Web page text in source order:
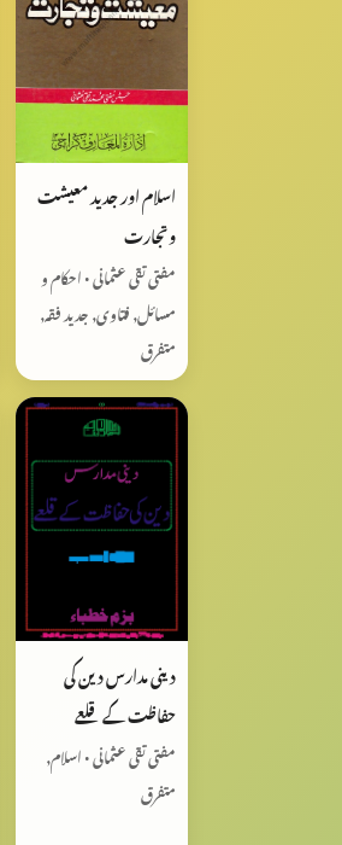
اسلام اور جدید معیشت
وتجارت
مفتی تقی عثمانی • احکام و
مسائل, فتاوی, جدید فقہ,
متفرق
دینی مدارس دین کی
حفاظت کے قلعے
مفتی تقی عثمانی • اسلام,
متفرق